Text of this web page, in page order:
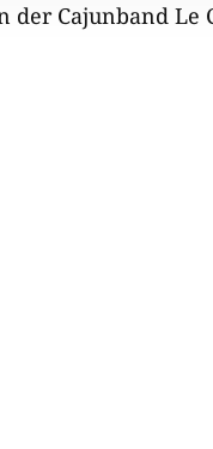
der Cajunband Le